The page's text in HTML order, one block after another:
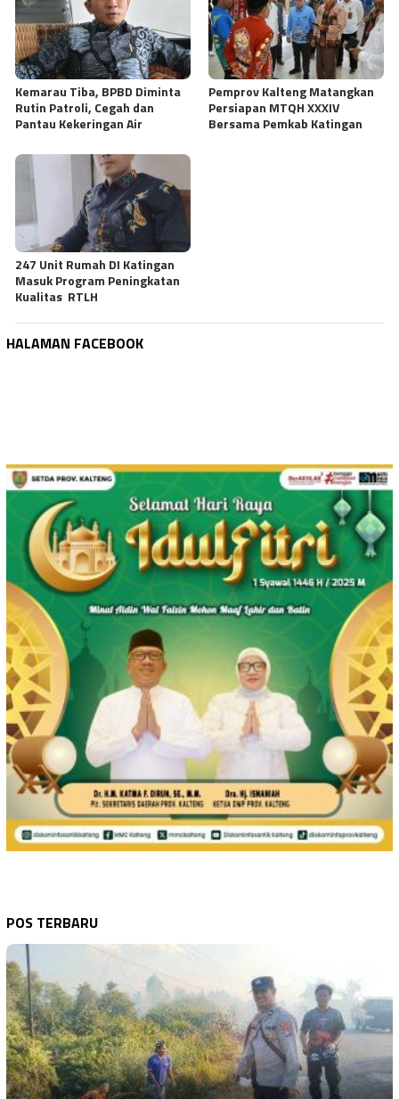
Kemarau Tiba, BPBD Diminta
Rutin Patroli, Cegah dan
Pantau Kekeringan Air
Pemprov Kalteng Matangkan
Persiapan MTQH XXXIV
Bersama Pemkab Katingan
247 Unit Rumah DI Katingan
Masuk Program Peningkatan
Kualitas RTLH
HALAMAN FACEBOOK
POS TERBARU